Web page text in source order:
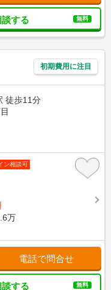
する 無料
初期費用に注目
徒歩11分
ン相談可
万
電話で問合せ
する 無料